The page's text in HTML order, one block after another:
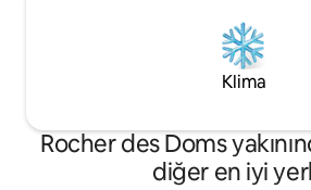
Klima
Rocher des Doms
diğer en iyi